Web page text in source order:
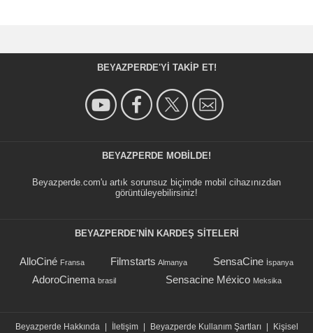
BEYAZPERDE'YI TAKIP ET!
BEYAZPERDE MOBILDE!
Beyazperde.com'u artık sorunsuz biçimde mobil cihazınızdan
görüntüleyebilirsiniz!
BEYAZPERDE'NIN KARDEŞ SİTELERİ
AlloCiné Fransa Filmstarts Almanya SensaCine İspanya
AdoroCinema brasil Sensacine México Meksika
Beyazperde Hakkında İletişim Beyazperde Kullanım Şartları Kişisel